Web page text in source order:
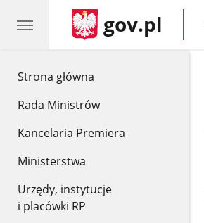
Strona główna
Rada Ministrów
Kancelaria Premiera
Ministerstwa
Urzędy, instytucje
i placówki RP
gov.pl